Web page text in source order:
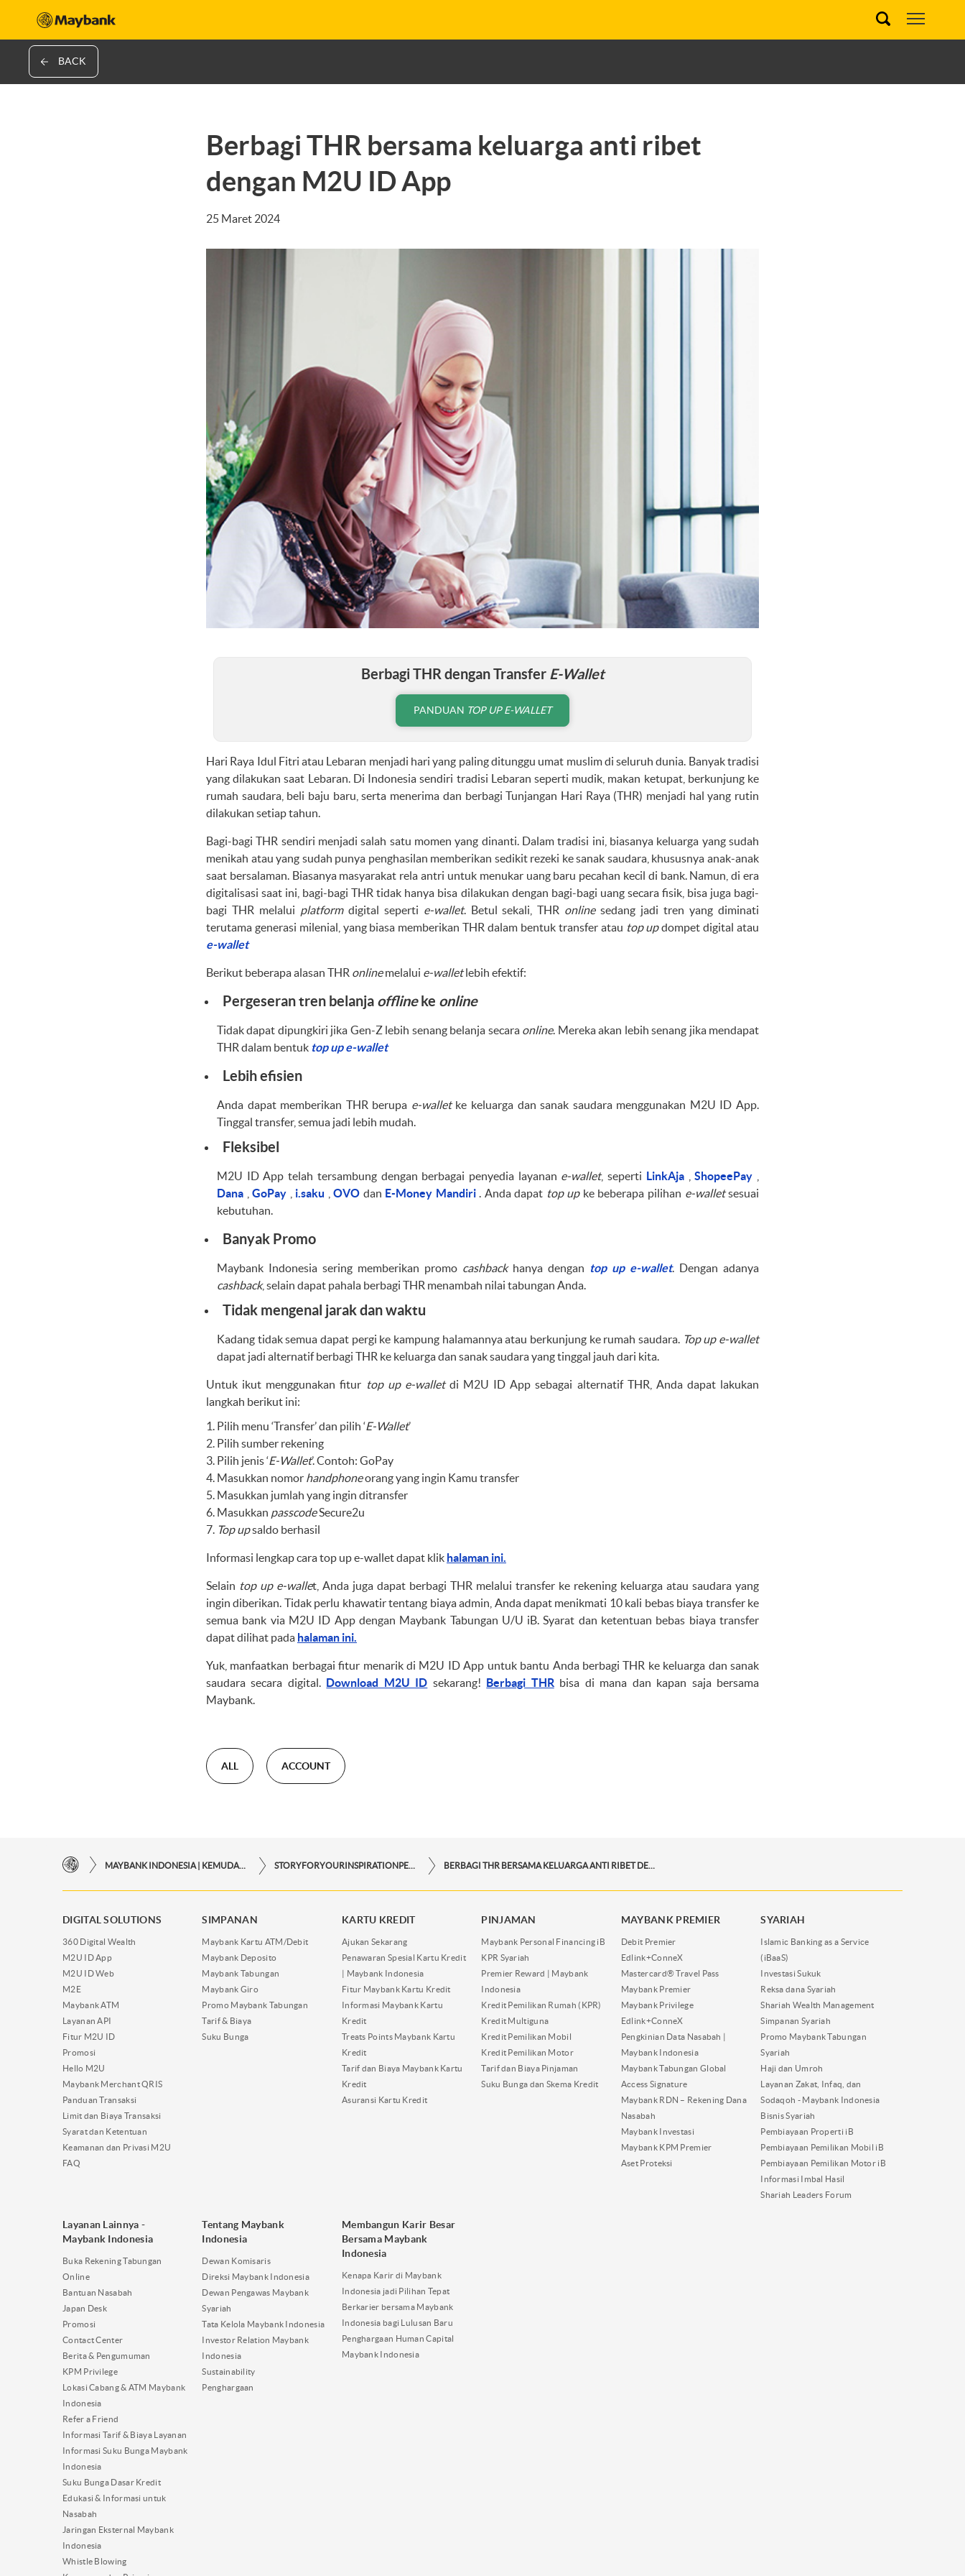
BACK
Berbagi THR bersama keluarga anti ribet
dengan M2U ID App
25 Maret 2024
Berbagi THR dengan Transfer E-Wallet
PANDUAN TOP UP E-WALLET
Hari Raya Idul Fitri atau Lebaran menjadi hari yang paling ditunggu umat muslim di seluruh dunia. Banyak tradisi
yang dilakukan saat Lebaran. Di Indonesia sendiri tradisi Lebaran seperti mudik, makan ketupat, berkunjung ke
rumah saudara, beli baju baru, serta menerima dan berbagi Tunjangan Hari Raya (THR) menjadi hal yang rutin
dilakukan setiap tahun.
Bagi-bagi THR sendiri menjadi salah satu momen yang dinanti. Dalam tradisi ini, biasanya keluarga yang sudah
menikah atau yang sudah punya penghasilan memberikan sedikit rezeki ke sanak saudara, khususnya anak-anak
saat bersalaman. Biasanya masyarakat rela antri untuk menukar uang baru pecahan kecil di bank. Namun, di era
digitalisasi saat ini, bagi-bagi THR tidak hanya bisa dilakukan dengan bagi-bagi uang secara fisik, bisa juga bagi-
bagi THR melalui platformdigital seperti e-wallet. Betul sekali, THR onlinesedang jadi tren yang diminati
terutama generasi milenial, yang biasa memberikan THR dalam bentuk transfer atau top updompet digital atau
e-wallet
Berikut beberapa alasan THR onlinemelalui e-walletlebih efektif:
Pergeseran tren belanja offlineke online
Tidak dapat dipungkiri jika Gen-Z lebih senang belanja secara online. Mereka akan lebih senang jika mendapat
THR dalam bentuk top up e-wallet
Lebih efisien
Anda dapat memberikan THR berupa e-walletke keluarga dan sanak saudara menggunakan M2U ID App.
Tinggal transfer, semua jadi lebih mudah.
Fleksibel
M2U ID App telah tersambung dengan berbagai penyedia layanan e-wallet, seperti LinkAja ,ShopeePay
Dana
,GoPay i.saku ,OVO dan E-Money Mandiri . Anda dapat top upke beberapa pilihan e-walletsesuai
kebutuhan.
Banyak Promo
Maybank Indonesia sering memberikan promo cashbackhanya dengan top up e-wallet. Dengan adanya
cashback, selain dapat pahala berbagi THR menambah nilai tabungan Anda.
Tidak mengenal jarak dan waktu
Kadang tidak semua dapat pergi ke kampung halamannya atau berkunjung ke rumah saudara. Top up e-wallet
dapat jadi alternatif berbagi THR ke keluarga dan sanak saudara yang tinggal jauh dari kita.
Untuk ikut menggunakan fitur top up e-walletdi M2U ID App sebagai alternatif THR, Anda dapat lakukan
langkah berikut ini:
Pilih menu ‘Transfer’ dan pilih ‘E-Wallet’
Pilih sumber rekening
Pilih jenis ‘E-Wallet’. Contoh: GoPay
Masukkan nomor handphoneorang yang ingin Kamu transfer
Masukkan jumlah yang ingin ditransfer
Masukkan passcodeSecure2u
Top upsaldo berhasil
Informasi lengkap cara top up e-wallet dapat klik halaman ini.
Selain top up e-wallet, Anda juga dapat berbagi THR melalui transfer ke rekening keluarga atau saudara yang
ingin diberikan. Tidak perlu khawatir tentang biaya admin, Anda dapat menikmati 10 kali bebas biaya transfer ke
semua bank via M2U ID App dengan Maybank Tabungan U/U iB. Syarat dan ketentuan bebas biaya transfer
dapat dilihat pada halaman ini.
Yuk, manfaatkan berbagai fitur menarik di M2U ID App untuk bantu Anda berbagi THR ke keluarga dan sanak
saudara secara digital. Download M2U ID sekarang! Berbagi THR bisa di mana dan kapan saja bersama
Maybank.
ALL ACCOUNT
MAYBANK INDONESIA | KEMUDAHAN TRANSAKSI FINANSIAL DI UJUNG JARI ANDA STORYFORYOURINSPIRATIONPERSONAL BERBAGI THR BERSAMA KELUARGA ANTI RIBET DENGAN M2U ID APP
DIGITAL SOLUTIONS
360 Digital Wealth
M2U ID App
M2U ID Web
M2E
Maybank ATM
Layanan API
Fitur M2U ID
Promosi
Hello M2U
Maybank Merchant QRIS
Panduan Transaksi
Limit dan Biaya Transaksi
Syarat dan Ketentuan
Keamanan dan Privasi M2U
FAQ
SIMPANAN
Maybank Kartu ATM/Debit
Maybank Deposito
Maybank Tabungan
Maybank Giro
Promo Maybank Tabungan
Tarif & Biaya
Suku Bunga
KARTU KREDIT
Ajukan Sekarang
Penawaran Spesial Kartu Kredit
| Maybank Indonesia
Fitur Maybank Kartu Kredit
Informasi Maybank Kartu
Kredit
Treats Points Maybank Kartu
Kredit
Tarif dan Biaya Maybank Kartu
Kredit
Asuransi Kartu Kredit
PINJAMAN
Maybank Personal Financing iB
KPR Syariah
Premier Reward | Maybank
Indonesia
Kredit Pemilikan Rumah (KPR)
Kredit Multiguna
Kredit Pemilikan Mobil
Kredit Pemilikan Motor
Tarif dan Biaya Pinjaman
Suku Bunga dan Skema Kredit
MAYBANK PREMIER
Debit Premier
Edlink+ConneX
Mastercard® Travel Pass
Maybank Premier
Maybank Privilege
Edlink+ConneX
Pengkinian Data Nasabah |
Maybank Indonesia
Maybank Tabungan Global
Access Signature
Maybank RDN – Rekening Dana
Nasabah
Maybank Investasi
Maybank KPM Premier
Aset Proteksi
SYARIAH
Islamic Banking as a Service
(iBaaS)
Investasi Sukuk
Reksa dana Syariah
Shariah Wealth Management
Simpanan Syariah
Promo Maybank Tabungan
Syariah
Haji dan Umroh
Layanan Zakat, Infaq, dan
Sodaqoh - Maybank Indonesia
Bisnis Syariah
Pembiayaan Properti iB
Pembiayaan Pemilikan Mobil iB
Pembiayaan Pemilikan Motor iB
Informasi Imbal Hasil
Shariah Leaders Forum
Layanan Lainnya -
Maybank Indonesia
Buka Rekening Tabungan
Online
Bantuan Nasabah
Japan Desk
Promosi
Contact Center
Berita & Pengumuman
KPM Privilege
Lokasi Cabang & ATM Maybank
Indonesia
Refer a Friend
Informasi Tarif & Biaya Layanan
Informasi Suku Bunga Maybank
Indonesia
Suku Bunga Dasar Kredit
Edukasi & Informasi untuk
Nasabah
Jaringan Eksternal Maybank
Indonesia
Whistle Blowing
Tentang Maybank
Indonesia
Dewan Komisaris
Direksi Maybank Indonesia
Dewan Pengawas Maybank
Syariah
Tata Kelola Maybank Indonesia
Investor Relation Maybank
Indonesia
Sustainability
Penghargaan
Membangun Karir Besar
Bersama Maybank
Indonesia
Kenapa Karir di Maybank
Indonesia jadi Pilihan Tepat
Berkarier bersama Maybank
Indonesia bagi Lulusan Baru
Penghargaan Human Capital
Maybank Indonesia